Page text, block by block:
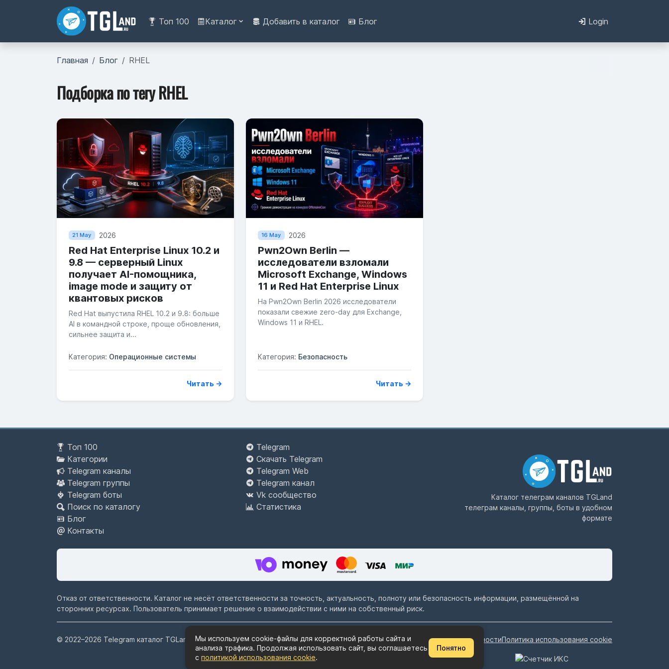
Топ 100 Каталог Добавить в каталог Блог Login
Главная Блог RHEL
Подборка по тегу RHEL
21 May 2026
Red Hat Enterprise Linux 10.2 и
9.8 — серверный Linux
получает AI-помощника,
image mode и защиту от
квантовых рисков
Red Hat выпустила RHEL 10.2 и 9.8: больше
AI в командной строке, проще обновления,
сильнее защита и...
Категория: Операционные системы
Читать →
16 May 2026
Pwn2Own Berlin —
исследователи взломали
Microsoft Exchange, Windows
11 и Red Hat Enterprise Linux
На Pwn2Own Berlin 2026 исследователи
показали свежие zero-day для Exchange,
Windows 11 и RHEL.
Категория: Безопасность
Читать →
Топ 100
Категории
Telegram каналы
Telegram группы
Telegram боты
Поиск по каталогу
Блог
Контакты
Telegram
Скачать Telegram
Telegram Web
Telegram канал
Vk сообщество
Статистика
Каталог телеграм каналов TGLand
телеграм каналы, группы, боты в удобном
формате
Отказ от ответственности. Каталог не несёт ответственности за точность, актуальность, полноту или безопасность информации, размещённой на
сторонних ресурсах. Пользователь принимает решение о взаимодействии с ними на собственный риск.
© 2022–2026 Telegram каталог TGLand.ru Пользовательское соглашениеПолитика конфиденциальностиПолитика использования cookie
Мы используем cookie-файлы для корректной работы сайта и
анализа трафика. Продолжая использовать сайт, вы соглашаетесь
с политикой использования cookie.
Понятно